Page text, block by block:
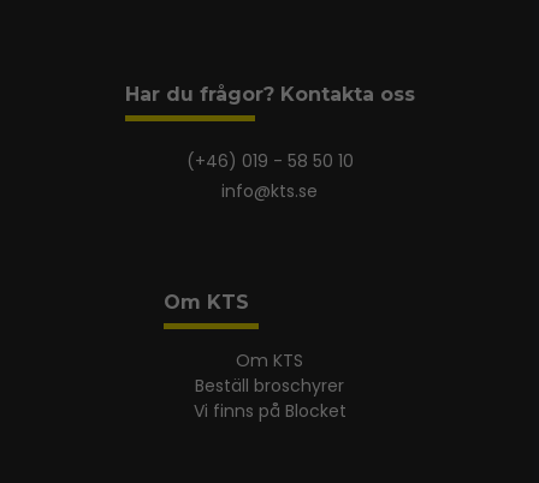
Har du frågor? Kontakta oss
(+46) 019 - 58 50 10
info@kts.se
Om KTS
Om KTS
Beställ broschyrer
Vi finns på Blocket